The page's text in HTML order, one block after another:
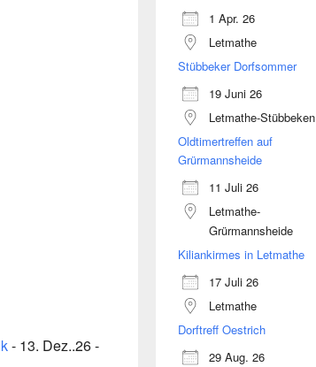
- 13. Dez..26 -
1 Apr. 26
Letmathe
Stübbeker Dorfsommer
19 Juni 26
Letmathe-Stübbeken
Oldtimertreffen auf
Grürmannsheide
11 Juli 26
Letmathe-
Grürmannsheide
Kiliankirmes in Letmathe
17 Juli 26
Letmathe
Dorftreff Oestrich
29 Aug. 26